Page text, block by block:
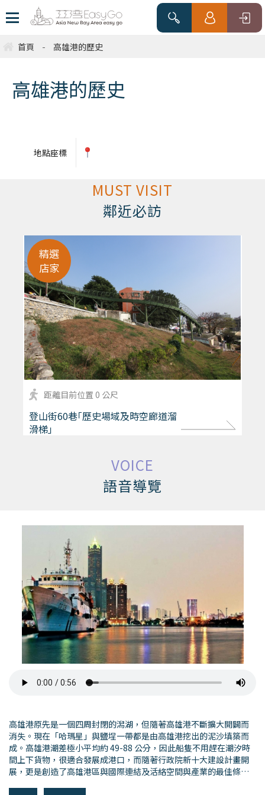
首頁 - 高雄港的歷史
高雄港的歷史
地點座標
MUST VISIT
鄰近必訪
精選
店家
距離目前位置 0 公尺
登山街60巷｢歷史場域及時空廊道溜
滑梯｣
more
VOICE
語音導覽
高雄港原先是一個四周封閉的潟湖，但隨著高雄港不斷擴大開闢而
消失。現在「哈瑪星」與鹽埕一帶都是由高雄港挖出的泥沙填築而
成。高雄港潮差極小平均約 49-88 公分，因此船隻不用趕在潮汐時
間上下貨物，很適合發展成港口，而隨著行政院新十大建設計畫開
展，更是創造了高雄港區與國際連結及活絡空間與產業的最佳條